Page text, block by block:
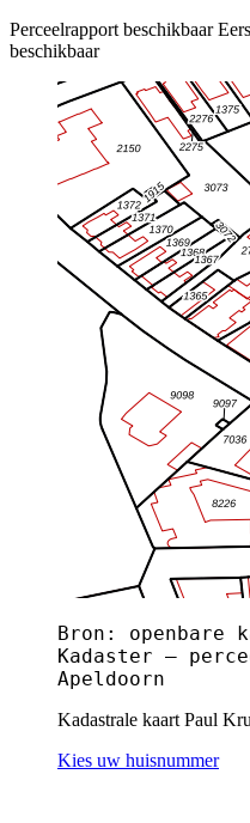
Perceelrapport beschikbaar
beschikbaar
Bron: openbare
Kadaster —
Apeldoorn
Kadastrale kaart Paul
Kies uw huisnummer